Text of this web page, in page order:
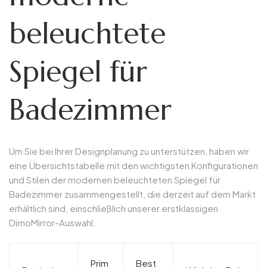
beleuchtete
Spiegel für
Badezimmer
Um Sie bei Ihrer Designplanung zu unterstützen, haben wir
eine Übersichtstabelle mit den wichtigsten Konfigurationen
und Stilen der modernen beleuchteten Spiegel für
Badezimmer zusammengestellt, die derzeit auf dem Markt
erhältlich sind, einschließlich unserer erstklassigen
DimoMirror-Auswahl.
Prim Best